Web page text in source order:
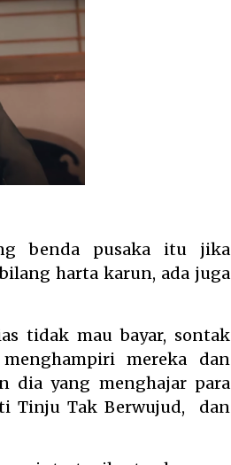
benda pusaka itu jika
harta karun, ada juga
tidak mau bayar, sontak
mereka dan
dia yang menghajar para
Tinju Tak Berwujud, dan